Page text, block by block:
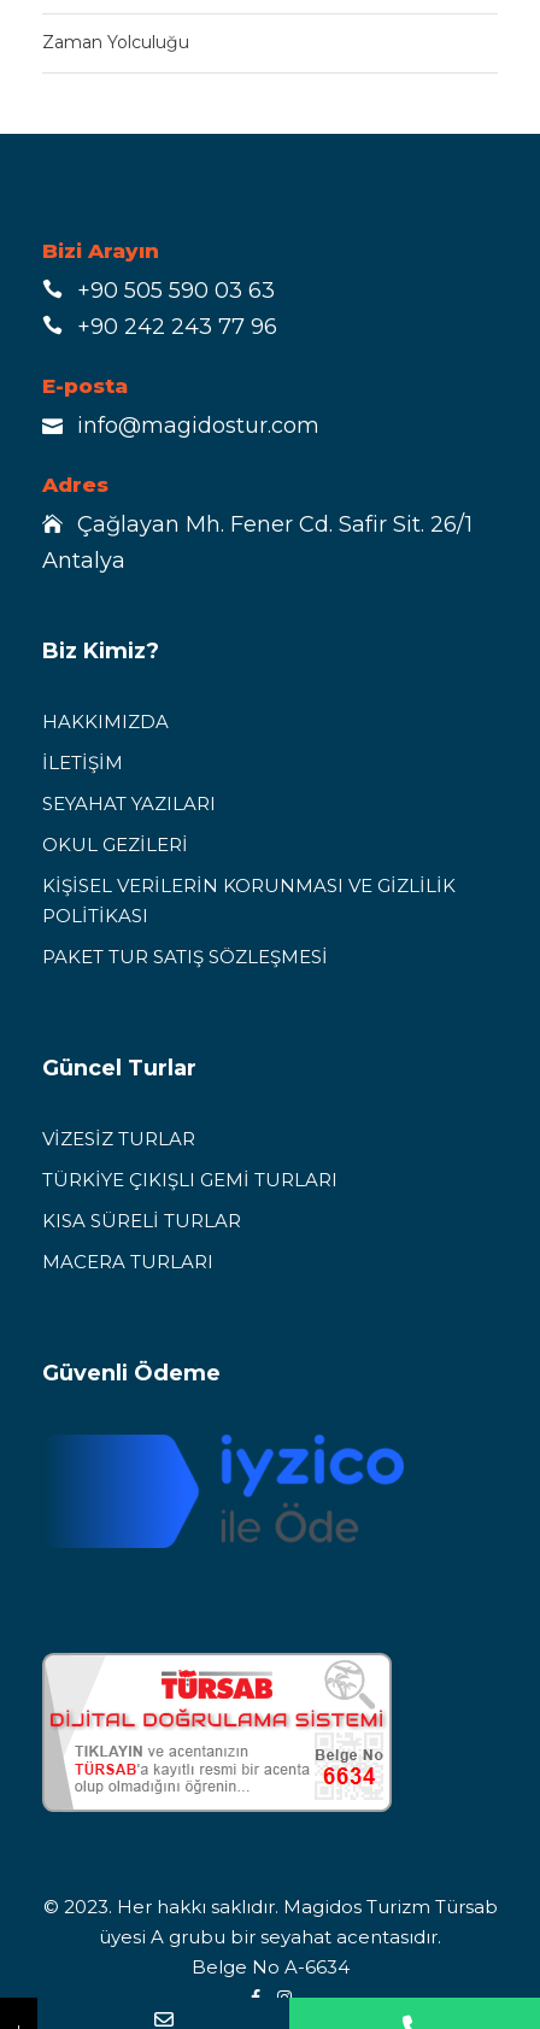
Zaman Yolculuğu
Bizi Arayın
+90 505 590 03 63
+90 242 243 77 96
E-posta
info@magidostur.com
Adres
Çağlayan Mh. Fener Cd. Safir Sit. 26/1
Antalya
Biz Kimiz?
HAKKIMIZDA
İLETİŞİM
SEYAHAT YAZILARI
OKUL GEZİLERİ
KİŞİSEL VERİLERİN KORUNMASI VE GİZLİLİK
POLİTİKASI
PAKET TUR SATIŞ SÖZLEŞMESİ
Güncel Turlar
VİZESİZ TURLAR
TÜRKİYE ÇIKIŞLI GEMİ TURLARI
KISA SÜRELİ TURLAR
MACERA TURLARI
Güvenli Ödeme
© 2023. Her hakkı saklıdır. Magidos Turizm Türsab
üyesi A grubu bir seyahat acentasıdır.
Belge No A-6634